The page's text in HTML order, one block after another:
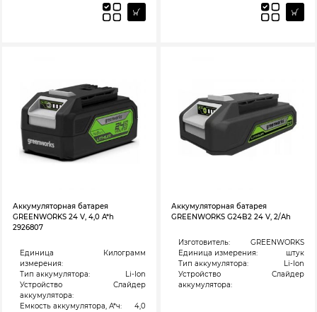
Аккумуляторная батарея
GREENWORKS 24 V, 4,0 A*h
2926807
Единица
измерения:
Килограмм
Тип аккумулятора:
Li-Ion
Устройство
аккумулятора:
Слайдер
Емкость аккумулятора, А*ч:
4,0
Аккумуляторная батарея
GREENWORKS G24B2 24 V, 2/Ah
Изготовитель:
GREENWORKS
Единица измерения:
штук
Тип аккумулятора:
Li-Ion
Устройство
аккумулятора:
Слайдер